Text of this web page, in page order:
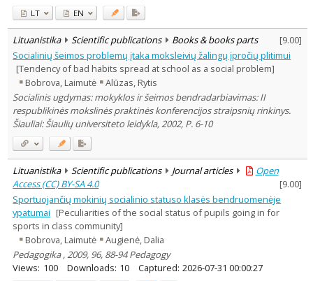
LT EN
Lituanistika Scientific publications Books & books parts [9.00]
Socialinių šeimos problemų įtaka moksleivių žalingų įpročių plitimui
[Tendency of bad habits spread at school as a social problem]
Bobrova, Laimutė
Alūzas, Rytis
Socialinis ugdymas: mokyklos ir šeimos bendradarbiavimas: II
respublikinės mokslinės praktinės konferencijos straipsnių rinkinys.
Šiauliai: Šiaulių universiteto leidykla, 2002, P. 6-10
Lituanistika Scientific publications Journal articles
Open
Access (CC) BY-SA 4.0
[9.00]
Sportuojančių mokinių socialinio statuso klasės bendruomenėje
ypatumai [Peculiarities of the social status of pupils going in for
sports in class community]
Bobrova, Laimutė
Augienė, Dalia
Pedagogika , 2009, 96, 88-94 Pedagogy
Views: 100 Downloads: 10 Captured: 2026-07-31 00:00:27